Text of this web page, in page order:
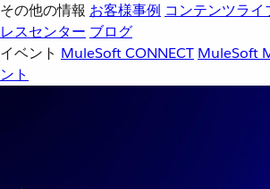
その他の情報 お客様事例 コンテンツライ
レスセンター ブログ
イベント MuleSoft CONNECT MuleSoft
ント